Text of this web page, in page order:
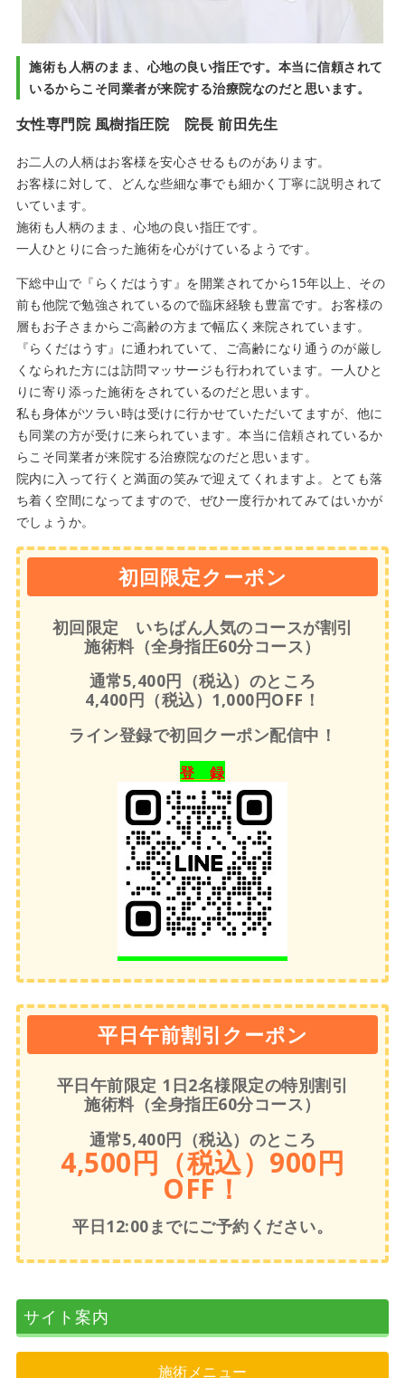
施術も人柄のまま、心地の良い指圧です。本当に信頼されて
いるからこそ同業者が来院する治療院なのだと思います。
女性専門院 風樹指圧院 院長 前田先生
お二人の人柄はお客様を安心させるものがあります。
お客様に対して、どんな些細な事でも細かく丁寧に説明されて
いています。
施術も人柄のまま、心地の良い指圧です。
一人ひとりに合った施術を心がけているようです。
下総中山で『らくだはうす』を開業されてから15年以上、その
前も他院で勉強されているので臨床経験も豊富です。お客様の
層もお子さまからご高齢の方まで幅広く来院されています。
『らくだはうす』に通われていて、ご高齢になり通うのが厳し
くなられた方には訪問マッサージも行われています。一人ひと
りに寄り添った施術をされているのだと思います。
私も身体がツラい時は受けに行かせていただいてますが、他に
も同業の方が受けに来られています。本当に信頼されているか
らこそ同業者が来院する治療院なのだと思います。
院内に入って行くと満面の笑みで迎えてくれますよ。とても落
ち着く空間になってますので、ぜひ一度行かれてみてはいかが
でしょうか。
初回限定クーポン
初回限定 いちばん人気のコースが割引
施術料（全身指圧60分コース）
通常5,400円（税込）のところ
4,400円（税込）1,000円OFF！
ライン登録で初回クーポン配信中！
登 録
平日午前割引クーポン
平日午前限定 1日2名様限定の特別割引
施術料（全身指圧60分コース）
通常5,400円（税込）のところ
4,500円（税込）900円
OFF！
平日12:00までにご予約ください。
サイト案内
施術メニュー